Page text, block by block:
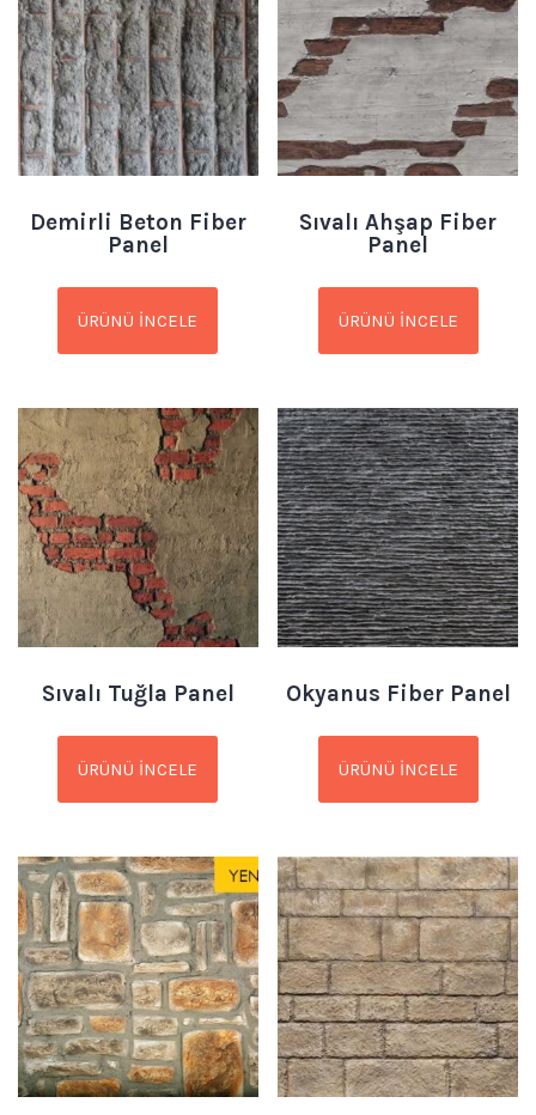
Demirli Beton Fiber
Panel
ÜRÜNÜ İNCELE
Sıvalı Ahşap Fiber
Panel
ÜRÜNÜ İNCELE
Sıvalı Tuğla Panel
ÜRÜNÜ İNCELE
Okyanus Fiber Panel
ÜRÜNÜ İNCELE